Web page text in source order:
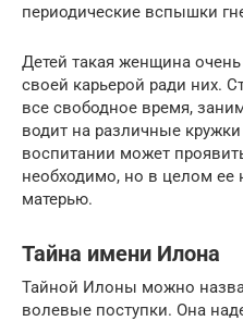
периодические вспышки
Детей такая женщина
своей карьерой ради них.
все свободное время,
водит на различные
воспитании может
необходимо, но в целом ее
матерью.
Тайна имени Илона
Тайной Илоны можно
волевые поступки. Она